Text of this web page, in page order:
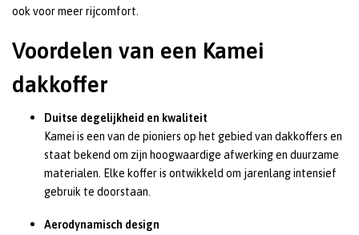
ook voor meer rijcomfort.
Voordelen van een Kamei
dakkoffer
Duitse degelijkheid en kwaliteit
Kamei is een van de pioniers op het gebied van dakkoffers en
staat bekend om zijn hoogwaardige afwerking en duurzame
materialen. Elke koffer is ontwikkeld om jarenlang intensief
gebruik te doorstaan.
Aerodynamisch design